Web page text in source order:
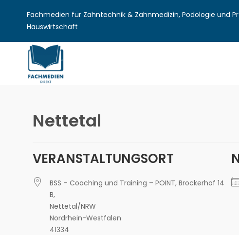
Fachmedien für Zahntechnik & Zahnmedizin, Podologie und
Hauswirtschaft
Nettetal
VERANSTALTUNGSORT
BSS – Coaching und Training – POINT, Brockerhof 14
B,
Nettetal/NRW
Nordrhein-Westfalen
41334